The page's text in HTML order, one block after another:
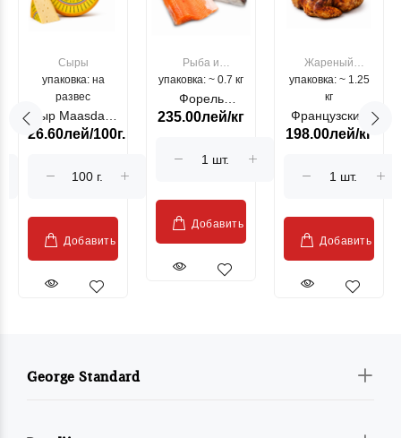
Сыры
упаковка: на
развес
Сыр Maasdam
Sublime Cow
26.60лей/100г.
Добавить
Рыба и
морепродукты
упаковка: ~ 0.7 кг
Форель
лососевая
Moldovenesc"
235.00лей/кг
Добавить
Жареный
цыпленок
упаковка: ~ 1.25
кг
Французский
гриль, кг
198.00лей/кг
Добавить
George Standard